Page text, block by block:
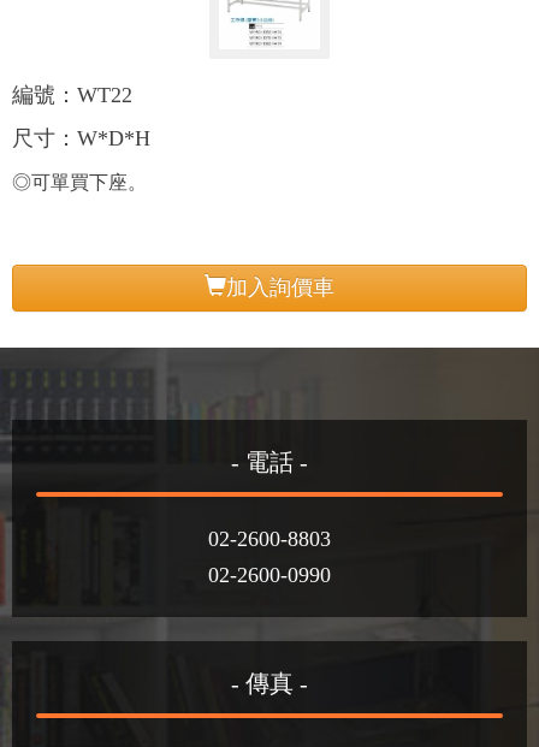
編號：WT22
尺寸：W*D*H
◎可單買下座。
加入詢價車
- 電話 -
02-2600-8803
02-2600-0990
- 傳真 -